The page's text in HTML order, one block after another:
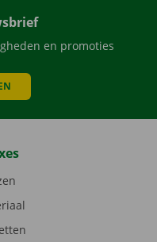
en promoties